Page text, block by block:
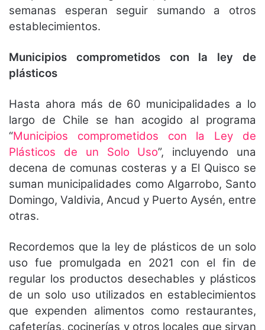
semanas esperan seguir sumando a otros
establecimientos.
Municipios comprometidos con la ley de
plásticos
Hasta ahora más de 60 municipalidades a lo
largo de Chile se han acogido al programa
“Municipios comprometidos con la Ley de
Plásticos de un Solo Uso”, incluyendo una
decena de comunas costeras y a El Quisco se
suman municipalidades como Algarrobo, Santo
Domingo, Valdivia, Ancud y Puerto Aysén, entre
otras.
Recordemos que la ley de plásticos de un solo
uso fue promulgada en 2021 con el fin de
regular los productos desechables y plásticos
de un solo uso utilizados en establecimientos
que expenden alimentos como restaurantes,
cafeterías, cocinerías y otros locales que sirvan